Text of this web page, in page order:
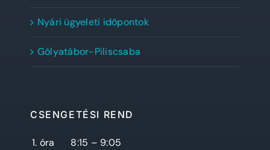
Nyári ügyeleti időpontok
Gólyatábor-Piliscsaba
CSENGETÉSI REND
1. óra
8:15 – 9:05